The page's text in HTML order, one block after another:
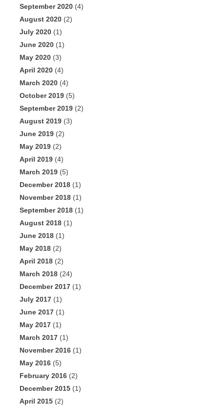
September 2020 (4)
August 2020 (2)
July 2020 (1)
June 2020 (1)
May 2020 (3)
April 2020 (4)
March 2020 (4)
October 2019 (5)
September 2019 (2)
August 2019 (3)
June 2019 (2)
May 2019 (2)
April 2019 (4)
March 2019 (5)
December 2018 (1)
November 2018 (1)
September 2018 (1)
August 2018 (1)
June 2018 (1)
May 2018 (2)
April 2018 (2)
March 2018 (24)
December 2017 (1)
July 2017 (1)
June 2017 (1)
May 2017 (1)
March 2017 (1)
November 2016 (1)
May 2016 (5)
February 2016 (2)
December 2015 (1)
April 2015 (2)